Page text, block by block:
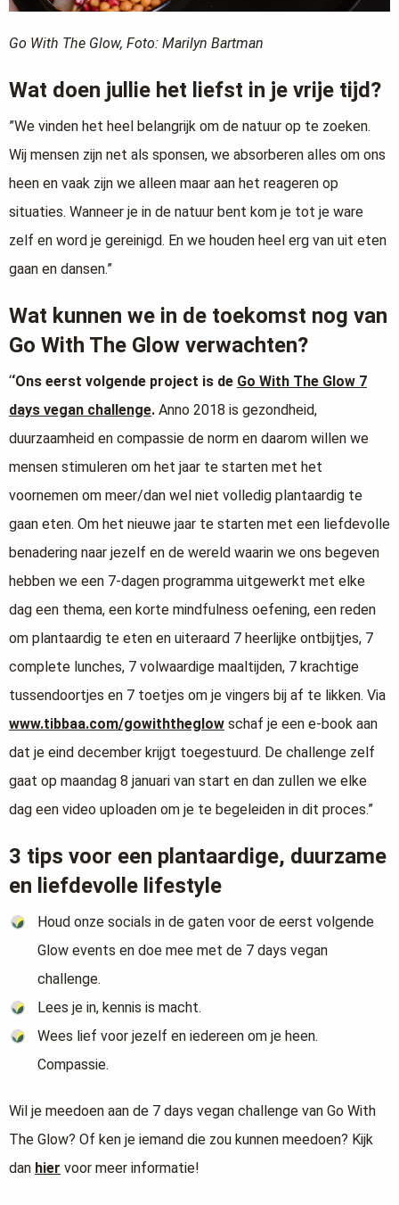
Go With The Glow, Foto: Marilyn Bartman
Wat doen jullie het liefst in je vrije tijd?
”We vinden het heel belangrijk om de natuur op te zoeken.
Wij mensen zijn net als sponsen, we absorberen alles om ons
heen en vaak zijn we alleen maar aan het reageren op
situaties. Wanneer je in de natuur bent kom je tot je ware
zelf en word je gereinigd. En we houden heel erg van uit eten
gaan en dansen.”
Wat kunnen we in de toekomst nog van
Go With The Glow verwachten?
‘‘Ons eerst volgende project is de Go With The Glow 7
days vegan challenge. Anno 2018 is gezondheid,
duurzaamheid en compassie de norm en daarom willen we
mensen stimuleren om het jaar te starten met het
voornemen om meer/dan wel niet volledig plantaardig te
gaan eten. Om het nieuwe jaar te starten met een liefdevolle
benadering naar jezelf en de wereld waarin we ons begeven
hebben we een 7-dagen programma uitgewerkt met elke
dag een thema, een korte mindfulness oefening, een reden
om plantaardig te eten en uiteraard 7 heerlijke ontbijtjes, 7
complete lunches, 7 volwaardige maaltijden, 7 krachtige
tussendoortjes en 7 toetjes om je vingers bij af te likken. Via
www.tibbaa.com/gowiththeglow schaf je een e-book aan
dat je eind december krijgt toegestuurd. De challenge zelf
gaat op maandag 8 januari van start en dan zullen we elke
dag een video uploaden om je te begeleiden in dit proces.”
3 tips voor een plantaardige, duurzame
en liefdevolle lifestyle
Houd onze socials in de gaten voor de eerst volgende
Glow events en doe mee met de 7 days vegan
challenge.
Lees je in, kennis is macht.
Wees lief voor jezelf en iedereen om je heen.
Compassie.
Wil je meedoen aan de 7 days vegan challenge van Go With
The Glow? Of ken je iemand die zou kunnen meedoen? Kijk
dan hier voor meer informatie!